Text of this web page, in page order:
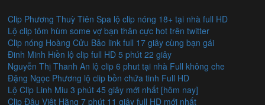
Clip Phương Thuỳ Tiên Spa lộ clip nóng 18+ tại nhà full HD
Lộ clip tôm hùm some vợ bạn thân cực hot trên twitter
Clip nóng Hoàng Cửu Bảo link full 17 giây cùng bạn gái
Đinh Minh Hiền lộ clip full HD 5 phút 22 giây
Nguyễn Thị Thanh An lộ clip 6 phut tại nhà Full không che
Đặng Ngọc Phương lộ clip bồn chứa tinh Full HD
Lộ Clip Linh Miu 3 phút 45 giây mới nhất [hôm nay]
Clip Đậu Việt Hằng 7 phút 11 giây full HD mới nhất